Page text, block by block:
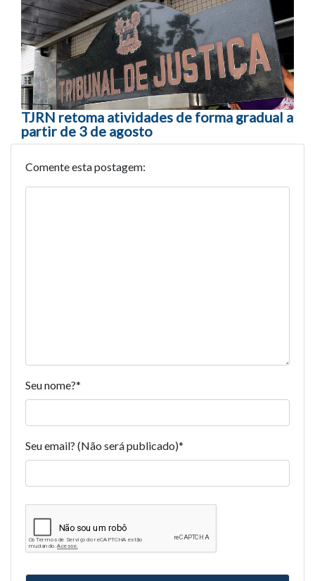
TJRN retoma atividades de forma gradual a
partir de 3 de agosto
Comente esta postagem:
Seu nome?*
Seu email? (Não será publicado)*